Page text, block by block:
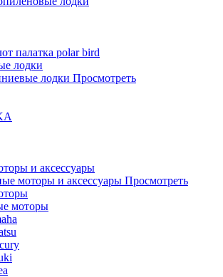
палатка polar bird
лодки
лодки Просмотреть
и аксессуары
моторы и аксессуары Просмотреть
моторы